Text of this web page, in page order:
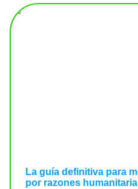
La guía definitiva para
por razones